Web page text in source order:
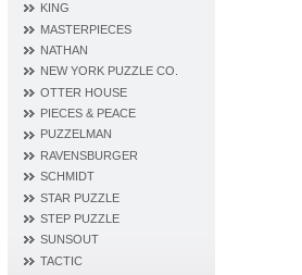
KING
MASTERPIECES
NATHAN
NEW YORK PUZZLE CO.
OTTER HOUSE
PIECES & PEACE
PUZZELMAN
RAVENSBURGER
SCHMIDT
STAR PUZZLE
STEP PUZZLE
SUNSOUT
TACTIC